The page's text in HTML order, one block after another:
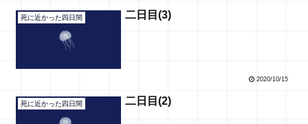
死に近かった四日間 二日目(3)
2020/10/15
死に近かった四日間 二日目(2)